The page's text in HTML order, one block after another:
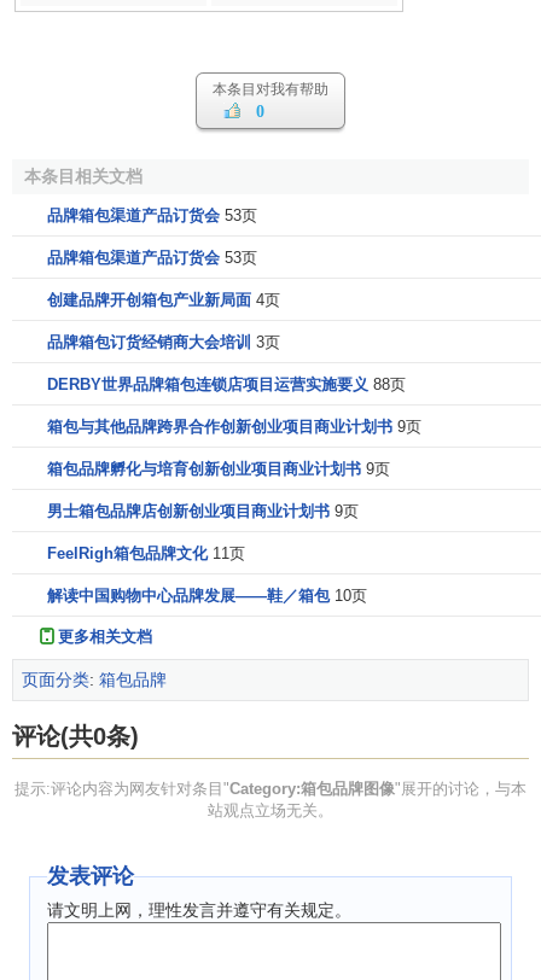
本条目对我有帮助
0
本条目相关文档
品牌箱包渠道产品订货会 53页
品牌箱包渠道产品订货会 53页
创建品牌开创箱包产业新局面 4页
品牌箱包订货经销商大会培训 3页
DERBY世界品牌箱包连锁店项目运营实施要义 88页
箱包与其他品牌跨界合作创新创业项目商业计划书 9页
箱包品牌孵化与培育创新创业项目商业计划书 9页
男士箱包品牌店创新创业项目商业计划书 9页
FeelRigh箱包品牌文化 11页
解读中国购物中心品牌发展——鞋／箱包 10页
更多相关文档
页面分类: 箱包品牌
评论(共0条)
提示:评论内容为网友针对条目"Category:箱包品牌图像"展开的讨论，与本
站观点立场无关。
发表评论
请文明上网，理性发言并遵守有关规定。